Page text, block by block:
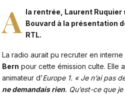
A la rentrée, Laurent Ruquier
Bouvard à la présentation
RTL.
La radio aurait pu recruter en interne
Bern pour cette émission culte. Elle
animateur d’Europe 1. « Je n’ai pas
ne demandais rien. Qu’est-ce que